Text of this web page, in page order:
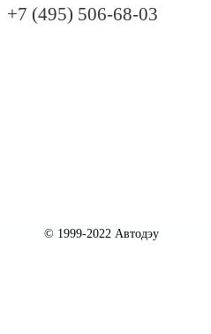
+7 (495) 506-68-03
© 1999-2022 Автодэу